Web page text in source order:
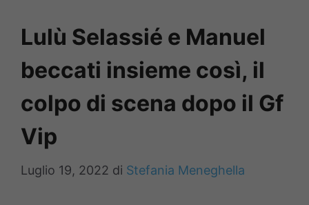
Lulù Selassié e Manuel
beccati insieme così, il
colpo di scena dopo il Gf
Vip
Luglio 19, 2022 di Stefania Meneghella